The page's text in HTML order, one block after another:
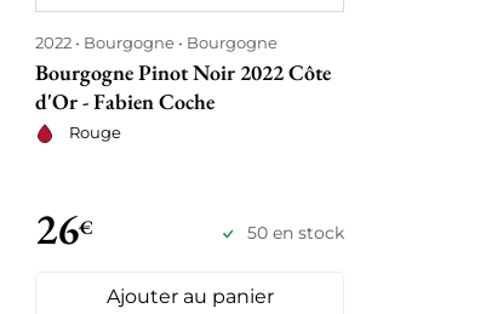
2022 Bourgogne Bourgogne
Bourgogne Pinot Noir 2022 Côte
d'Or - Fabien Coche
Rouge
26€ 50 en stock
Ajouter au panier